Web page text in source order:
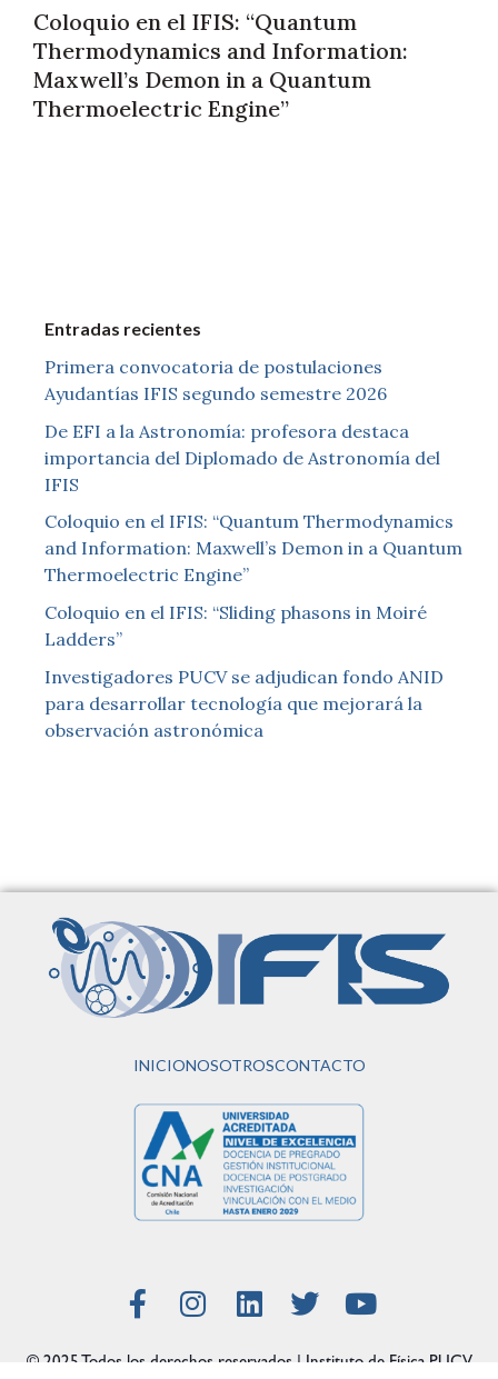
Coloquio en el IFIS: “Quantum
Thermodynamics and Information:
Maxwell’s Demon in a Quantum
Thermoelectric Engine”
Entradas recientes
Primera convocatoria de postulaciones
Ayudantías IFIS segundo semestre 2026
De EFI a la Astronomía: profesora destaca
importancia del Diplomado de Astronomía del
IFIS
Coloquio en el IFIS: “Quantum Thermodynamics
and Information: Maxwell’s Demon in a Quantum
Thermoelectric Engine”
Coloquio en el IFIS: “Sliding phasons in Moiré
Ladders”
Investigadores PUCV se adjudican fondo ANID
para desarrollar tecnología que mejorará la
observación astronómica
INICIONOSOTROSCONTACTO
© 2025 Todos los derechos reservados | Instituto de Física PUCV